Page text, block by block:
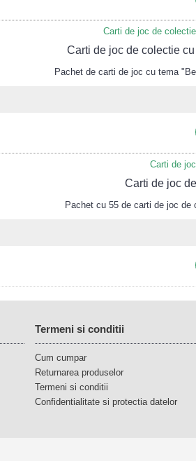
Carti de joc de colectie
Pachet de carti de joc cu tema
Carti de joc
Pachet cu 55 de carti de joc de
Termeni si conditii
Cum cumpar
Returnarea produselor
Termeni si conditii
Confidentialitate si protectia datelor